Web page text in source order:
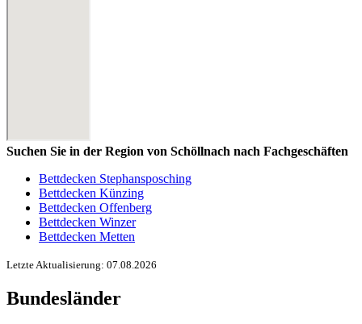
Suchen Sie in der Region von Schöllnach nach Fachgeschäften
Bettdecken Stephansposching
Bettdecken Künzing
Bettdecken Offenberg
Bettdecken Winzer
Bettdecken Metten
Letzte Aktualisierung: 07.08.2026
Bundesländer